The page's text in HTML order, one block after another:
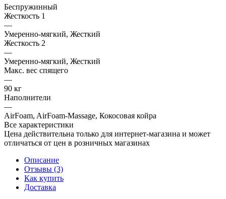
Беспружинный
Жесткость 1
—
Умеренно-мягкий, Жесткий
Жесткость 2
—
Умеренно-мягкий, Жесткий
Макс. вес спящего
—
90 кг
Наполнители
—
AirFoam, AirFoam-Massage, Кокосовая койра
Все характеристики
Цена действительна только для интернет-магазина и может
отличаться от цен в розничных магазинах
Описание
Отзывы (3)
Как купить
Доставка